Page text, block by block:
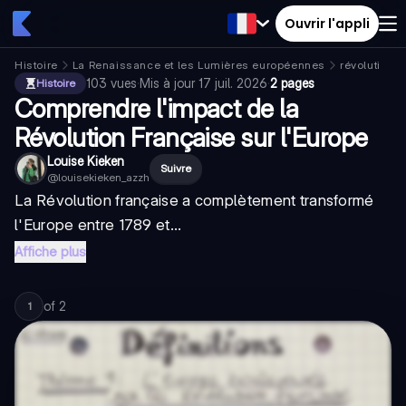
Ouvrir l'appli
Histoire La Renaissance et les Lumières européennes
révolution
Histoire
103 vues·Mis à jour17 juil. 2026·2 pages
Comprendre l'impact de la
Révolution Française sur l'Europe
Louise Kieken
@louisekieken_azzh
Suivre
La Révolution française a complètement transformé
l'Europe entre 1789 et...
Affiche plus
1 of 2